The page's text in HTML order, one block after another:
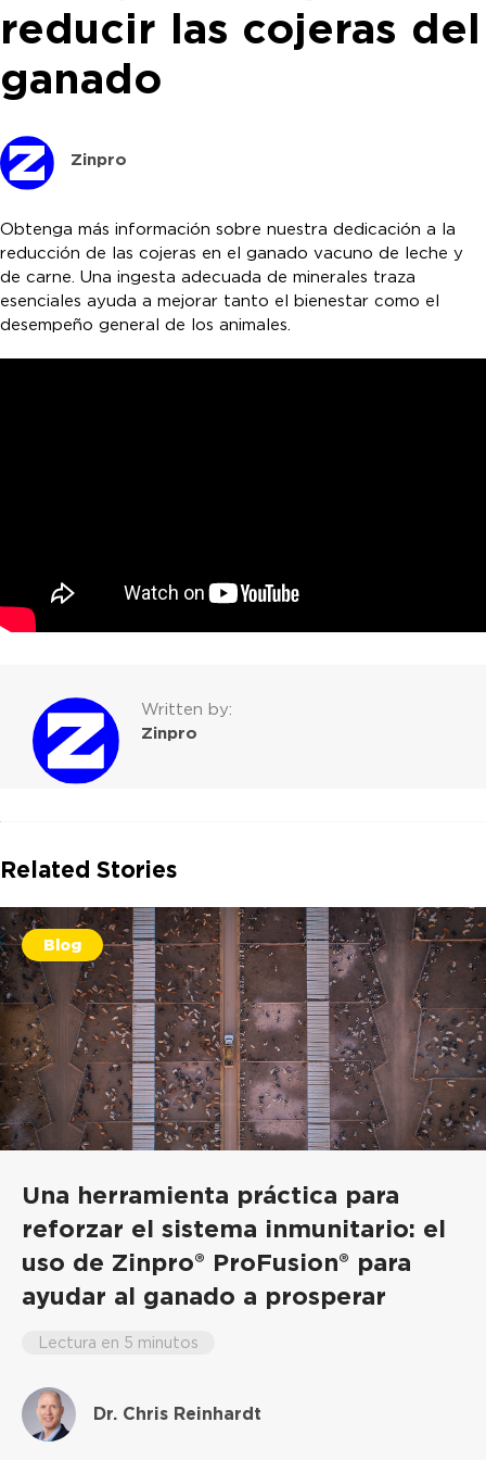
reducir las cojeras del
ganado
Zinpro
Obtenga más información sobre nuestra dedicación a la
reducción de las cojeras en el ganado vacuno de leche y
de carne. Una ingesta adecuada de minerales traza
esenciales ayuda a mejorar tanto el bienestar como el
desempeño general de los animales.
Written by:
Zinpro
Related Stories
Blog
Una herramienta práctica para
reforzar el sistema inmunitario: el
uso de Zinpro® ProFusion® para
ayudar al ganado a prosperar
Lectura en 5 minutos
Dr. Chris Reinhardt